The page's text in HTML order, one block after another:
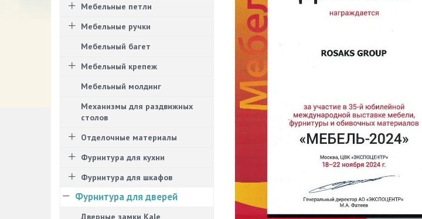
Мебельные петли
Мебельные ручки
Мебельный багет
Мебельный крепеж
Мебельный молдинг
Механизмы для раздвижных
столов
Отделочные материалы
Фурнитура для кухни
Фурнитура для шкафов
Фурнитура для дверей
Дверные замки Kale